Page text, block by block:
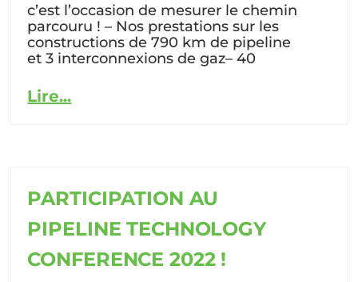
c’est l’occasion de mesurer le chemin
parcouru ! – Nos prestations sur les
constructions de 790 km de pipeline
et 3 interconnexions de gaz– 40
Lire...
PARTICIPATION AU
PIPELINE TECHNOLOGY
CONFERENCE 2022 !